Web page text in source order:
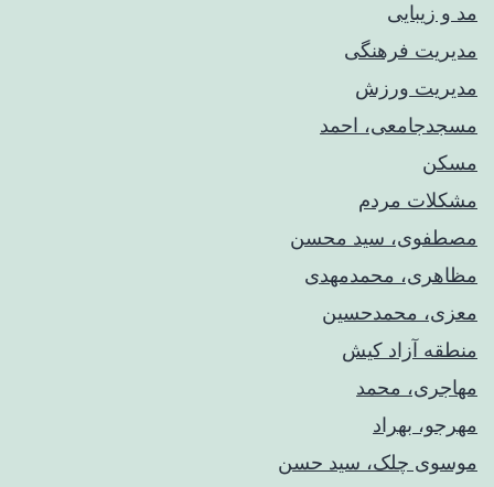
مد و زیبایی
مدیریت فرهنگی
مدیریت ورزش
مسجدجامعی، احمد
مسکن
مشکلات مردم
مصطفوی، سید محسن
مظاهری، محمدمهدی
معزی، محمدحسین
منطقه آزاد کیش
مهاجری، محمد
مهرجو، بهراد
موسوی چلک، سید حسن